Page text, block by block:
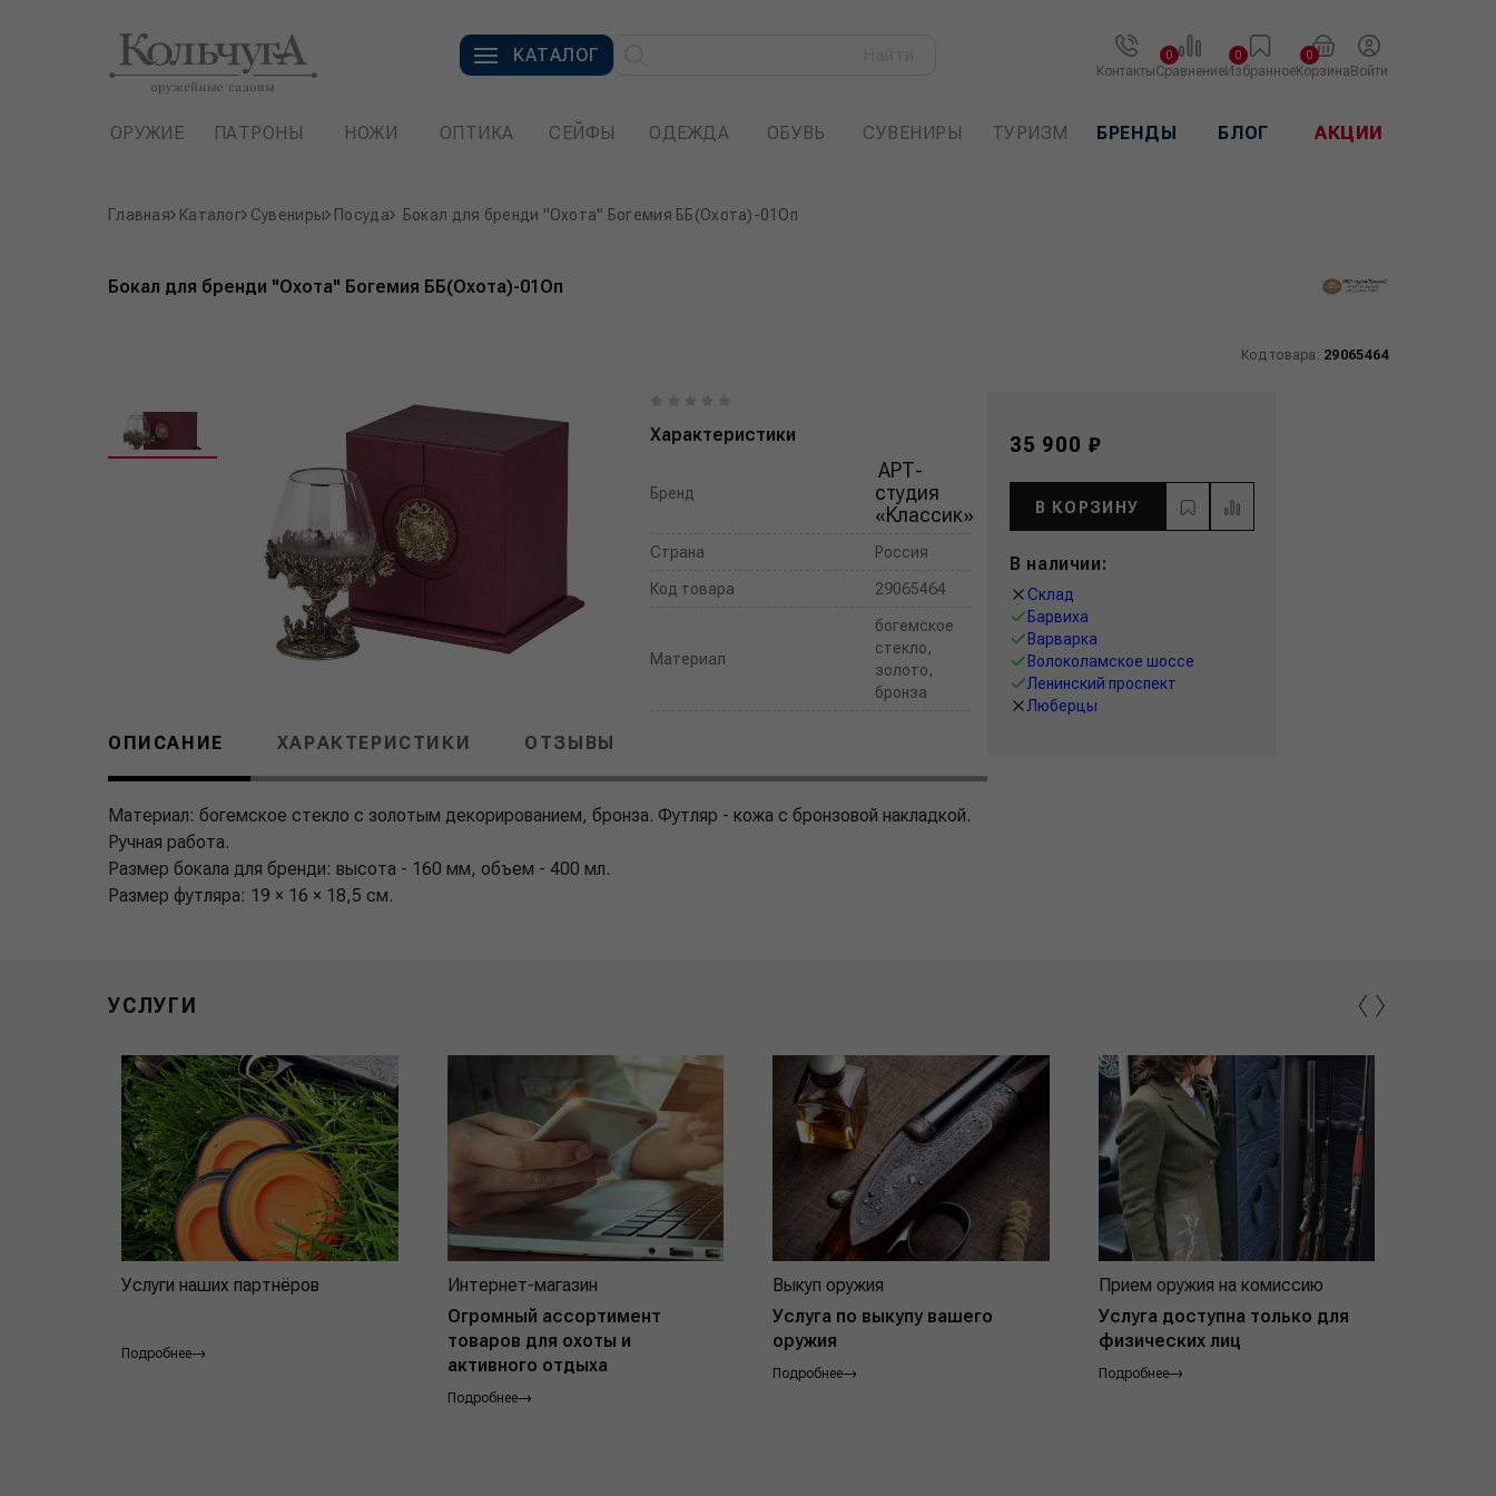
КАТАЛОГ
КонтактыСравнение
0
Избранное
0
Корзина
0
Войти
ОРУЖИЕ ПАТРОНЫ НОЖИ ОПТИКА СЕЙФЫ ОДЕЖДА ОБУВЬ СУВЕНИРЫ ТУРИЗМ БРЕНДЫ БЛОГ АКЦИИ
Главная Каталог Сувениры Посуда Бокал для бренди "Охота" Богемия ББ(Охота)-01Оп
Бокал для бренди "Охота" Богемия ББ(Охота)-01Оп
Код товара: 29065464
Характеристики
Бренд
АРТ-
студия
«Классик»
Страна Россия
Код товара 29065464
Материал
богемское
стекло,
золото,
бронза
ОПИСАНИЕ ХАРАКТЕРИСТИКИ ОТЗЫВЫ
Материал: богемское стекло с золотым декорированием, бронза. Футляр - кожа с бронзовой накладкой.
Ручная работа.
Размер бокала для бренди: высота - 160 мм, объем - 400 мл.
Размер футляра: 19 × 16 × 18,5 см.
35 900 ₽
В КОРЗИНУ
В наличии:
Склад
Барвиха
Варварка
Волоколамское шоссе
Ленинский проспект
Люберцы
УСЛУГИ
Услуги наших партнёров
Подробнее
Интернет-магазин
Огромный ассортимент
товаров для охоты и
активного отдыха
Подробнее
Выкуп оружия
Услуга по выкупу вашего
оружия
Подробнее
Прием оружия на комиссию
Услуга доступна только для
физических лиц
Подробнее
‹›